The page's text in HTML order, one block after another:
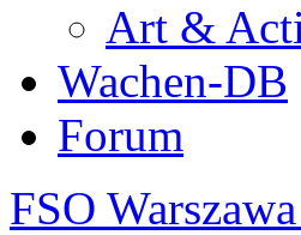
Art &
Wachen-DB
Forum
FSO